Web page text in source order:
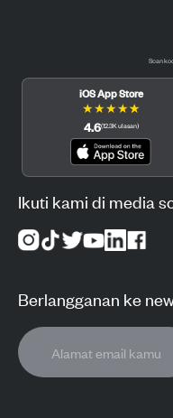
Scan
iOS App Store
★★★★★
4.6(12.3K ulasan)
Ikuti kami di media
Berlangganan ke